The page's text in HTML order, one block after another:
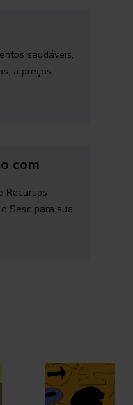
saudáveis,
a preços
com
Recursos
Sesc para sua